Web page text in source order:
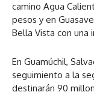
camino Agua
pesos y en
Bella Vista con una
En Guamúchil,
seguimiento a la
destinarán 90